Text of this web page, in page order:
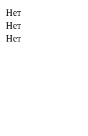
Нет
Нет
Нет